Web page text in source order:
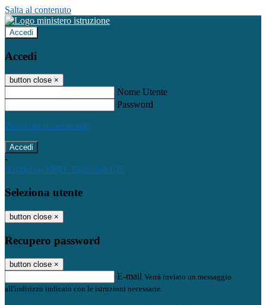
Salta al contenuto
Accedi
Accedi
button close ×
Nome Utente
Password
Password dimenticata?
-
Entra con SPID Entra con CIE
Seleziona utente
button close ×
Recupero password
button close ×
E-mail Verrà inviato un messaggio
all'indirizzo indicato con le istruzioni necessarie.